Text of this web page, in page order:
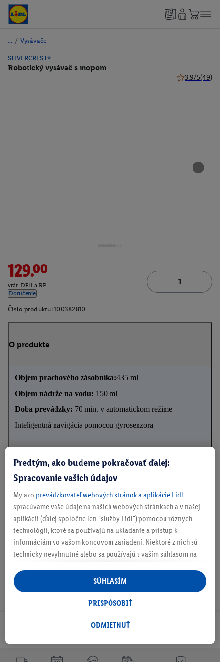
/ Vysávače
SILVERCREST®
Robotický vysávač s mopom
3.9/5(49)
129.00
vrát. DPH a RP
Doručenie
Číslo produktu: 100382810
O produkte
Objem prachového zásobníka:435 ml
Objem nádrže na vodu: 150 ml
Doba prevádzky: 70 min. v automatickom režime
Inteligentná navigácia pomocou gyrosenzora
Informácie o batériách podľa nariadenia EÚ o
batériách
Na stiahnutie
Odoberaj Newsletter!
Predtým, ako budeme pokračovať ďalej:
Spracovanie vašich údajov
My ako prevádzkovateľ webových stránok a aplikácie Lidl
spracúvame vaše údaje na našich webových stránkach a v našej
aplikácii (ďalej spoločne len "služby Lidl") pomocou rôznych
technológií, ktoré sa používajú na ukladanie a prístup k
informáciám vo vašom koncovom zariadení. Niektoré z nich sú
technicky nevyhnutné alebo sa používajú s vaším súhlasom na
personalizovanú reklamu v rámci služieb Lidl aj mimo nich. Ak
ste účastníkom programu Lidl Plus, na tieto účely sa spracúvajú
aj údaje z vášho nákupného správania v obchode.
následne si vytvoríte účet Lidl Plus alebo sa prihlásite do svojho
ODMIETNUŤ
PRISPÔSOBIŤ
SÚHLASÍM